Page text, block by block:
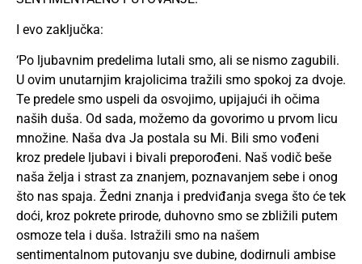
I evo zaključka:
‘Po ljubavnim predelima lutali smo, ali se nismo zagubili.
U ovim unutarnjim krajolicima tražili smo spokoj za dvoje.
Te predele smo uspeli da osvojimo, upijajući ih očima
naših duša. Od sada, možemo da govorimo u prvom licu
množine. Naša dva Ja postala su Mi. Bili smo vođeni
kroz predele ljubavi i bivali preporođeni. Naš vodič beše
naša želja i strast za znanjem, poznavanjem sebe i onog
što nas spaja. Žedni znanja i predviđanja svega što će tek
doći, kroz pokrete prirode, duhovno smo se zbližili putem
osmoze tela i duša. Istražili smo na našem
sentimentalnom putovanju sve dubine, dodirnuli ambise